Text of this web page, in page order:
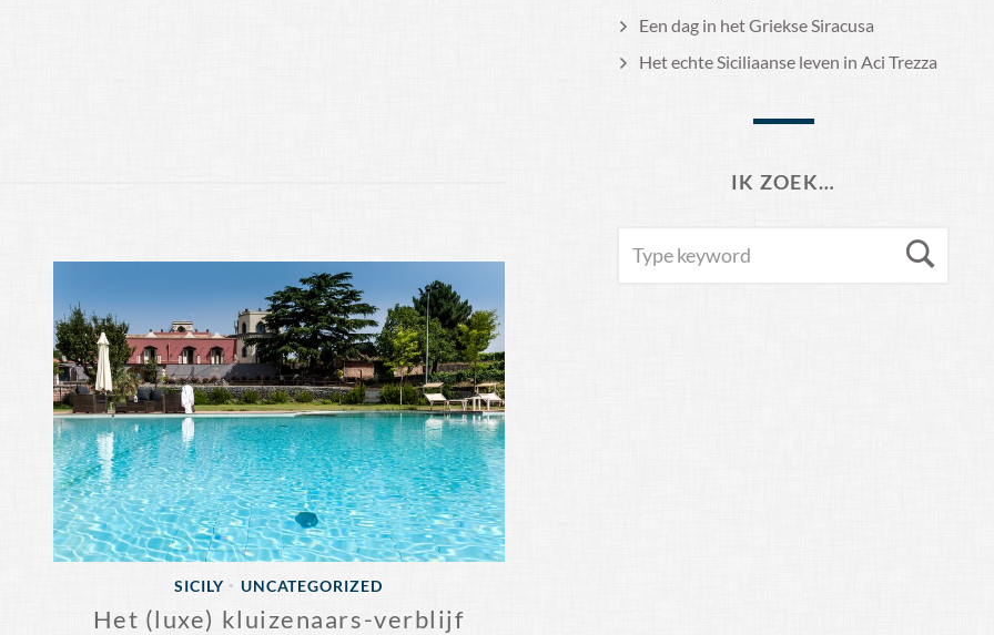
SICILY • UNCATEGORIZED
Het (luxe) kluizenaars-verblijf
Een dag in het Griekse Siracusa
Het echte Siciliaanse leven in Aci Trezza
IK ZOEK…
FOR: